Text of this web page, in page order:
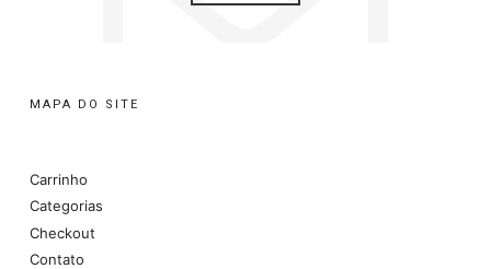
MAPA DO SITE
Carrinho
Categorias
Checkout
Contato